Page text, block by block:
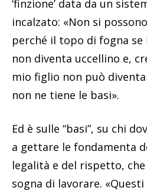
‘finzione’ data da un
incalzato: «Non si
perché il topo di fogna se
non diventa uccellino e,
mio figlio non può
non ne tiene le basi».
Ed è sulle “basi”, su chi
a gettare le fondamenta
legalità e del rispetto,
sogna di lavorare.